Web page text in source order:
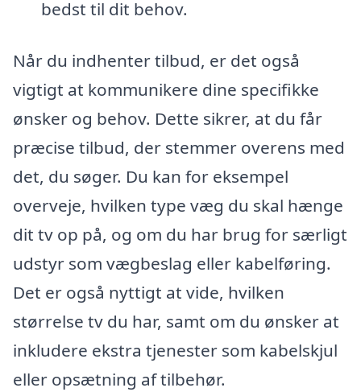
bedst til dit behov.
Når du indhenter tilbud, er det også
vigtigt at kommunikere dine specifikke
ønsker og behov. Dette sikrer, at du får
præcise tilbud, der stemmer overens med
det, du søger. Du kan for eksempel
overveje, hvilken type væg du skal hænge
dit tv op på, og om du har brug for særligt
udstyr som vægbeslag eller kabelføring.
Det er også nyttigt at vide, hvilken
størrelse tv du har, samt om du ønsker at
inkludere ekstra tjenester som kabelskjul
eller opsætning af tilbehør.